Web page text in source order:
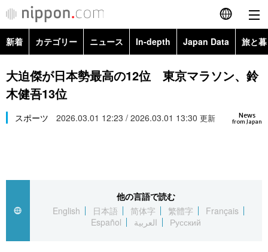
English
简体字
Русский
カテゴリー
経済・ビジネス
国際
トップ
アーカイブ
In-depth
Japan Data
新着 カテゴリー ニュース In-depth Japan Data 旅と
政治・外交
経済・ビジネス
Topics
大迫傑が日本勢最高の12位 東京マラソン、鈴
木健吾13位
News
from Japan
スポーツ 2026.03.01 12:23 / 2026.03.01 13:30 更新
他の言語で読む
English
日本語 简体字 繁體字
Français
Español
العربية Русский